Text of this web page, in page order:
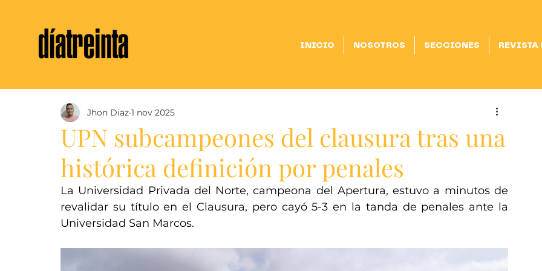
INICIO NOSOTROS SECCIONES REVISTA
UPN subcampeones del clausura tras una
histórica definición por penales
Jhon Diaz 1 nov 2025
La Universidad Privada del Norte, campeona del Apertura, estuvo a minutos de
revalidar su título en el Clausura, pero cayó 5-3 en la tanda de penales ante la
Universidad San Marcos.